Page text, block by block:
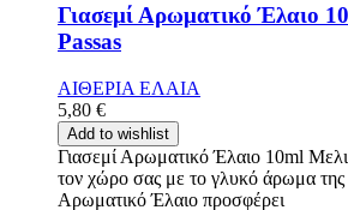
Γιασεμί Αρωματικό Έλαιο
Passas
ΑΙΘΕΡΙΑ ΕΛΑΙΑ
5,80 €
Add to wishlist
Γιασεμί Αρωματικό Έλαιο 10ml
τον χώρο σας με το γλυκό άρωμα
Αρωματικό Έλαιο προσφέρει